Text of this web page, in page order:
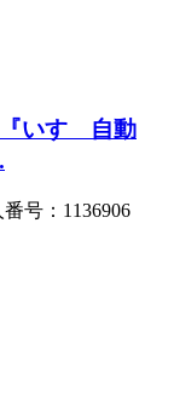
いすゞ自動
号：1136906